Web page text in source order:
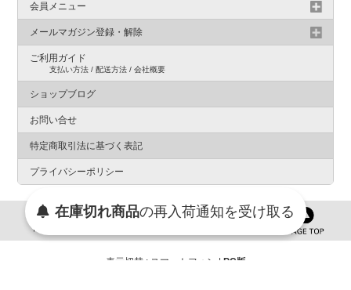
会員メニュー
メールマガジン登録・解除
ご利用ガイド
支払い方法 / 配送方法 / 会社概要
ショップブログ
お問い合せ
特定商取引法に基づく表記
プライバシーポリシー
表示切替 : スマートフォン | PC版
在庫切れ商品の再入荷通知を受け取る